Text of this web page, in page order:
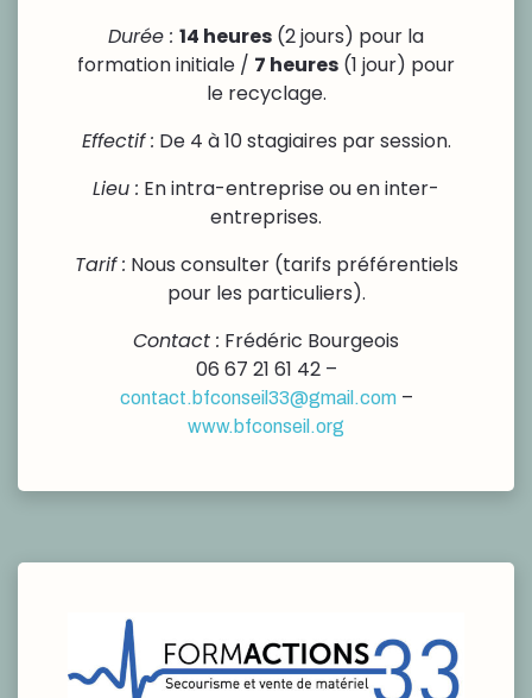
Durée : 14 heures (2 jours) pour la
formation initiale / 7 heures (1 jour) pour
le recyclage.
Effectif : De 4 à 10 stagiaires par session.
Lieu : En intra-entreprise ou en inter-
entreprises.
Tarif : Nous consulter (tarifs préférentiels
pour les particuliers).
Contact : Frédéric Bourgeois
06 67 21 61 42 –
contact.bfconseil33@gmail.com–
www.bfconseil.org